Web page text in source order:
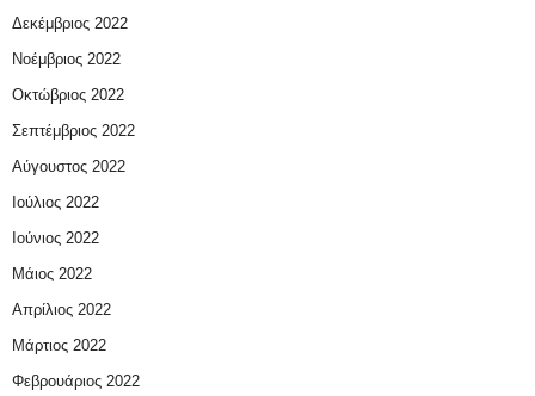
Δεκέμβριος 2022
Νοέμβριος 2022
Οκτώβριος 2022
Σεπτέμβριος 2022
Αύγουστος 2022
Ιούλιος 2022
Ιούνιος 2022
Μάιος 2022
Απρίλιος 2022
Μάρτιος 2022
Φεβρουάριος 2022